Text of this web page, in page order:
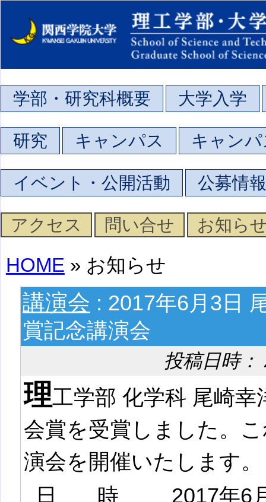
学部・研究科概要 大学入学
研究 キャンパス キャン
イベント・公開活動 公募情報
アクセス 問い合せ お知ら
HOME » お知らせ
講演会 : 2017年6月3日
賞記念講演会
投稿日時
理工学部 化学科 尾崎
会賞を受賞しました。
演会を開催いたします。
日時
2017年6